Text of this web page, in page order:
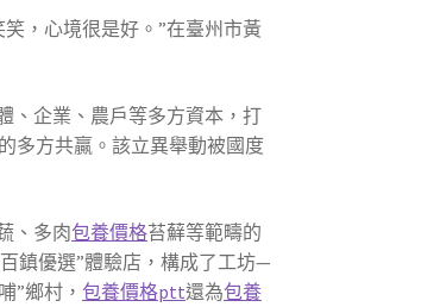
，心境很是好。”在臺州市黃
、企業、農戶等多方資本，打
多方共贏。該立異舉動被國度
、多肉包養價格苔蘚等範疇的
鎮優選”體驗店，構成了工坊—
”鄉村，包養價格ptt還為包養